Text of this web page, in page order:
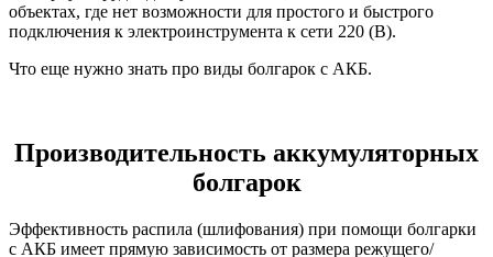
объектах, где нет возможности для простого и быстрого
подключения к электроинструмента к сети 220 (В).
Что еще нужно знать про виды болгарок с АКБ.
Производительность аккумуляторных
болгарок
Эффективность распила (шлифования) при помощи болгарки
с АКБ имеет прямую зависимость от размера режущего/